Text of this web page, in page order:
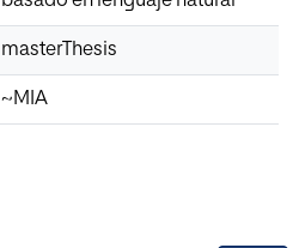
masterThesis
~MIA